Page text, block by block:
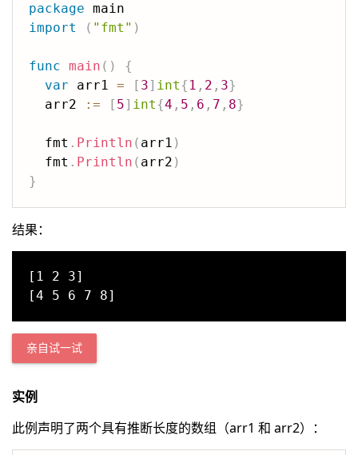
package
import
( "fmt" )
func main ( )
{
var arr1 = [ 3] int{ 1 , 2 , 3}
  arr2
:= [ 5] int{4 , 5 , 6 , 7 , 8}
  fmt
. Println ( arr1 )
  fmt
. Println ( arr2 )
}
结果：
[1 2 3]
亲自试一试
实例
此例声明了两个具有推断长度的数组（arr1 和 arr2）：